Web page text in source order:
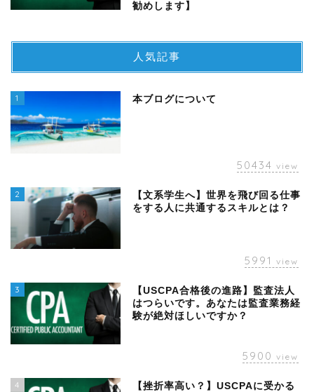
勧めします】
人気記事
1 本ブログについて
50434 view
2
【文系学生へ】世界を飛び回る仕事
をする人に共通するスキルとは？
5991 view
3
【USCPA合格後の進路】監査法人
はつらいです。あなたは監査業務経
験が絶対ほしいですか？
5900 view
4
【挫折率高い？】USCPAに受かる